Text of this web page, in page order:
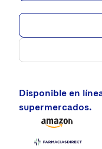
Disponible en
supermercados.